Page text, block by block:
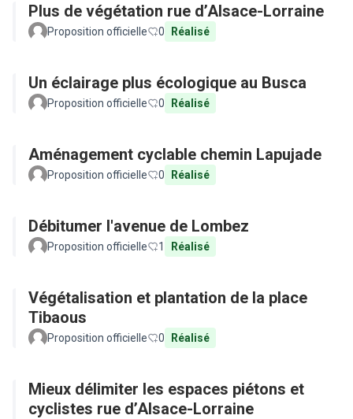
Plus de végétation rue d’Alsace-Lorraine
Proposition officielle 0 Réalisé
Un éclairage plus écologique au Busca
Proposition officielle 0 Réalisé
Aménagement cyclable chemin Lapujade
Proposition officielle 0 Réalisé
Débitumer l'avenue de Lombez
Proposition officielle 1 Réalisé
Végétalisation et plantation de la place
Tibaous
Proposition officielle 0 Réalisé
Mieux délimiter les espaces piétons et
cyclistes rue d’Alsace-Lorraine